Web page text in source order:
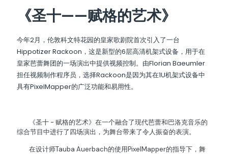
《圣十——赋格的艺术》
今年2月，伦敦科文特花园的皇家歌剧院首次引入了一台
Hippotizer Rackoon，这是新型的6层高清机架式设备，用于在
皇家芭蕾舞团的一场演出中提供视频控制。由Florian Baeumler
担任视频制作程序员，选择Rackoon是因为其在1U机架式设备中
具有PixelMapper的广泛功能和易用性。
《圣十 - 赋格的艺术》在一个融合了现代芭蕾和巴洛克音乐的
综合节目中进行了四场演出，为舞台带来了令人振奋的表演。
在设计师Tauba Auerbach的使用PixelMapper的指导下，舞